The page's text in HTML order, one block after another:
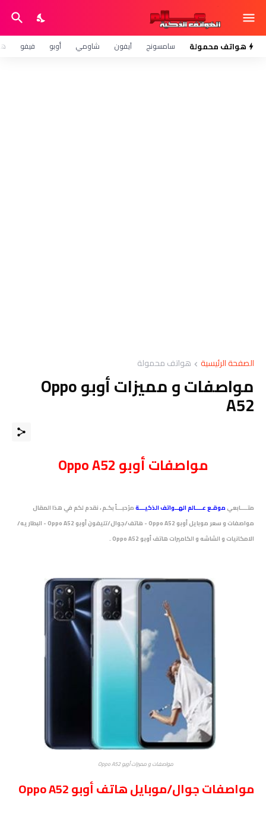
هواتف محمولة سامسونج آيفون شاومي أوبو فيفو
الصفحة الرئيسية هواتف محمولة
مواصفات و مميزات أوبو Oppo
A52
مواصفاتأوبوOppo A52
متــــابعيموقـع عــــالم الهــواتف الذكيـــةمرْحبـــاً بكـم ، نقدم لكم في هذا المقال
مواصفات و سعر موبايل أوبو Oppo A52 - هاتف/جوال/تليفون أوبو Oppo A52 - البطاريه/
الامكانيات و الشاشه و الكاميرات هاتف أوبو Oppo A52 .
مواصفات و مميزات أوبو Oppo A52
مواصفات جوال/موبايل هاتف أوبو Oppo A52